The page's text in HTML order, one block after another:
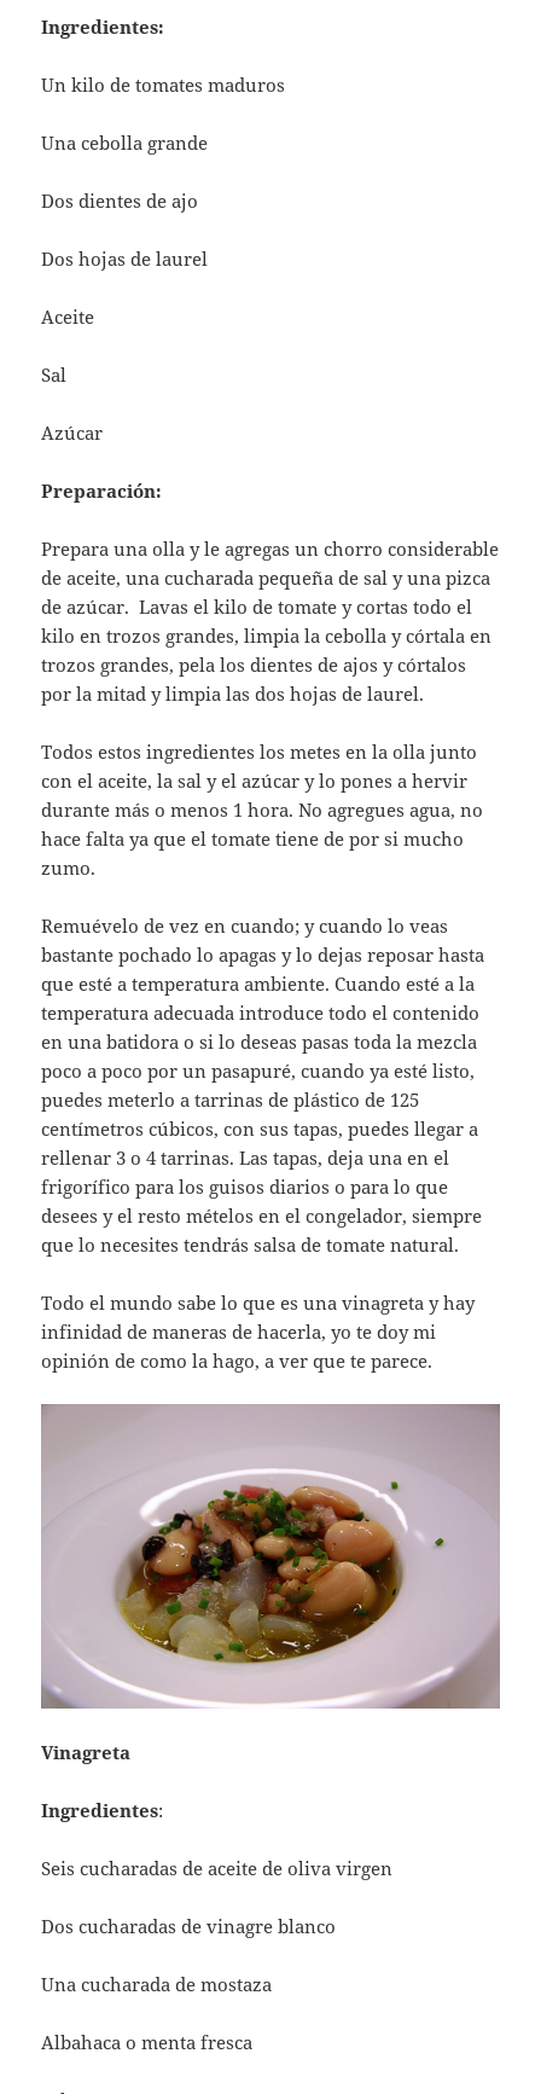
Ingredientes:
Un kilo de tomates maduros
Una cebolla grande
Dos dientes de ajo
Dos hojas de laurel
Aceite
Sal
Azúcar
Preparación:
Prepara una olla y le agregas un chorro considerable
de aceite, una cucharada pequeña de sal y una pizca
de azúcar. Lavas el kilo de tomate y cortas todo el
kilo en trozos grandes, limpia la cebolla y córtala en
trozos grandes, pela los dientes de ajos y córtalos
por la mitad y limpia las dos hojas de laurel.
Todos estos ingredientes los metes en la olla junto
con el aceite, la sal y el azúcar y lo pones a hervir
durante más o menos 1 hora. No agregues agua, no
hace falta ya que el tomate tiene de por si mucho
zumo.
Remuévelo de vez en cuando; y cuando lo veas
bastante pochado lo apagas y lo dejas reposar hasta
que esté a temperatura ambiente. Cuando esté a la
temperatura adecuada introduce todo el contenido
en una batidora o si lo deseas pasas toda la mezcla
poco a poco por un pasapuré, cuando ya esté listo,
puedes meterlo a tarrinas de plástico de 125
centímetros cúbicos, con sus tapas, puedes llegar a
rellenar 3 o 4 tarrinas. Las tapas, deja una en el
frigorífico para los guisos diarios o para lo que
desees y el resto mételos en el congelador, siempre
que lo necesites tendrás salsa de tomate natural.
Todo el mundo sabe lo que es una vinagreta y hay
infinidad de maneras de hacerla, yo te doy mi
opinión de como la hago, a ver que te parece.
Vinagreta
Ingredientes:
Seis cucharadas de aceite de oliva virgen
Dos cucharadas de vinagre blanco
Una cucharada de mostaza
Albahaca o menta fresca